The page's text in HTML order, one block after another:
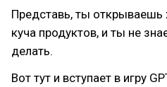
Представь, ты открываешь
куча продуктов, и ты не
делать.
Вот тут и вступает в игру